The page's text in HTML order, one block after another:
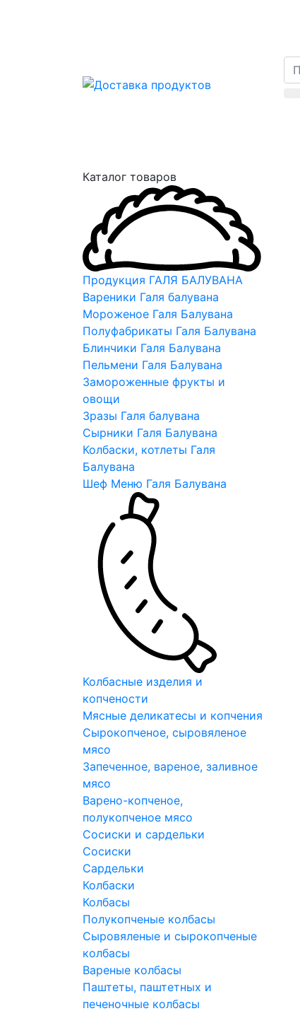
Каталог товаров
Продукция ГАЛЯ БАЛУВАНА
Вареники Галя балувана
Мороженое Галя Балувана
Полуфабрикаты Галя Балувана
Блинчики Галя Балувана
Пельмени Галя Балувана
Замороженные фрукты и
овощи
Зразы Галя балувана
Сырники Галя Балувана
Колбаски, котлеты Галя
Балувана
Шеф Меню Галя Балувана
Колбасные изделия и
копчености
Мясные деликатесы и копчения
Сырокопченое, сыровяленое
мясо
Запеченное, вареное, заливное
мясо
Варено-копченое,
полукопченое мясо
Сосиски и сардельки
Сосиски
Сардельки
Колбаски
Колбасы
Полукопченые колбасы
Сыровяленые и сырокопченые
колбасы
Вареные колбасы
Паштеты, паштетных и
печеночные колбасы